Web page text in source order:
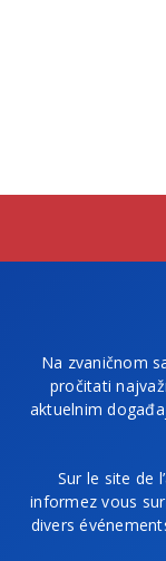
Na zvaničnom
pročitati
aktuelnim
Sur le site de
informez vous
divers